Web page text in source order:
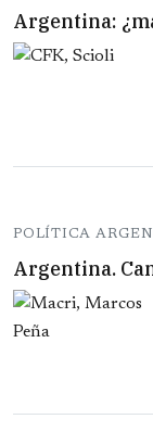
Argentina:
POLÍTICA
Argentina.